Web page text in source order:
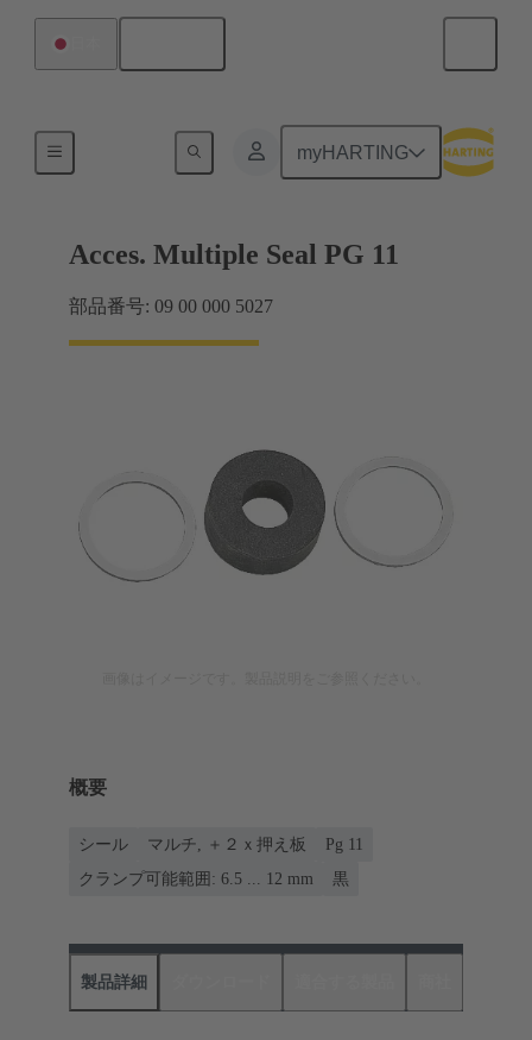
myHARTING
ケーブルグランド
Acces. Multiple Seal PG 11
部品番号: 09 00 000 5027
概要
シール マルチ, ＋２ｘ押え板
Pg 11
クランプ可能範囲: 6.5 ... 12 mm
黒
製品詳細